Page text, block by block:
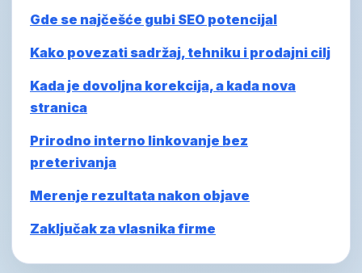
Gde se najčešće gubi SEO potencijal
Kako povezati sadržaj, tehniku i prodajni cilj
Kada je dovoljna korekcija, a kada nova
stranica
Prirodno interno linkovanje bez
preterivanja
Merenje rezultata nakon objave
Zaključak za vlasnika firme